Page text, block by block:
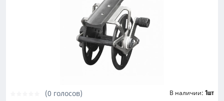
В наличии: 1шт
(0 голосов)